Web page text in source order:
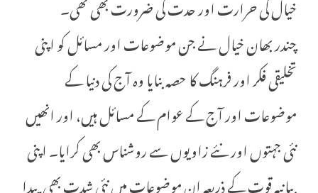
چندر بھان خیال نے جن موضوعات اور مسائل کو اپنی
تخلیقی فکر اور فرہنگ کا حصہ بنایا وہ آج کی دنیا کے
موضوعات اور آج کے عوام کے مسائل ہیں، اور انھیں
نئی جہتوں اور نئے زاویوں سے روشناس بھی کرایا۔ اپنی
بیانیہ قوت کے ذریعہ ان موضوعات میں نئی شدت بھی پیدا